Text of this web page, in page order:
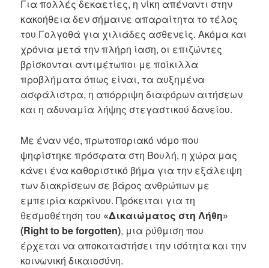
Για πολλές δεκαετίες, η νίκη απέναντι στην
κακοήθεια δεν σήμαινε απαραίτητα το τέλος
του Γολγοθά για χιλιάδες ασθενείς. Ακόμα και
χρόνια μετά την πλήρη ίαση, οι επιζώντες
βρίσκονται αντιμέτωποι με ποίκιλλα
προβλήματα όπως είναι, τα αυξημένα
ασφάλιστρα, η απόρριψη διαφόρων αιτήσεων
και η αδυναμία λήψης στεγαστικού δανείου.
Με έναν νέο, πρωτοποριακό νόμο που
ψηφίστηκε πρόσφατα στη Βουλή, η χώρα μας
κάνει ένα καθοριστικό βήμα για την εξάλειψη
των διακρίσεων σε βάρος ανθρώπων με
εμπειρία καρκίνου. Πρόκειται για τη
θεσμοθέτηση του «Δικαιώματος στη Λήθη»
(Right to be forgotten), μια ρύθμιση που
έρχεται να αποκαταστήσει την ισότητα και την
κοινωνική δικαιοσύνη.